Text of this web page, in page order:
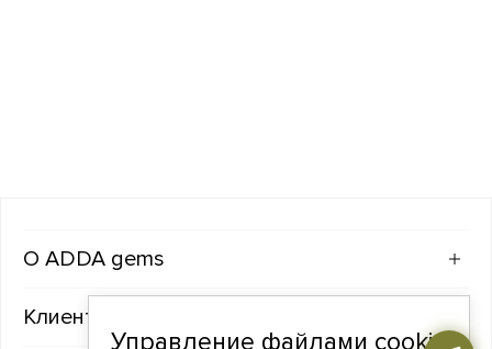
ADDA gems
Клиентам
Управление файлами cookie